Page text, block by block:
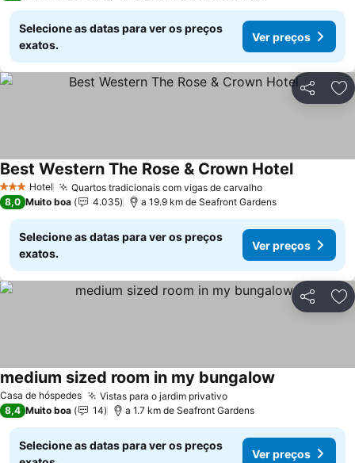
Selecione as datas para ver os preços
exatos.
Ver preços
Partilhar
3 EstrelasHotel Quartos tradicionais com vigas de carvalhoVer preços
Best Western The Rose & Crown HotelVer
8,0 Muito boa 4.035 a 19.9 km de Seafront Gardens
Selecione as datas para ver os preços
exatos.
Ver preços
Partilhar
Casa de hóspedes Vistas para o jardim privativoVer preços
medium sized room in my bungalow
8,4 Muito boa 14 a 1.7 km de Seafront Gardens
Selecione as datas para ver os preços
Ver preços